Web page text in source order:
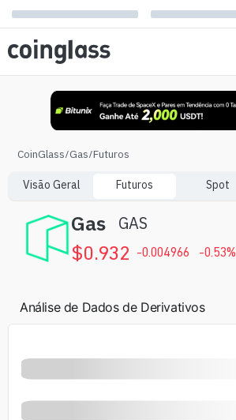
CoinGlass/Gas/Futuros
Visão Geral Futuros Spot
Gas GAS
$0.932 -0.004966 -0.53%
Análise de Dados de Derivativos